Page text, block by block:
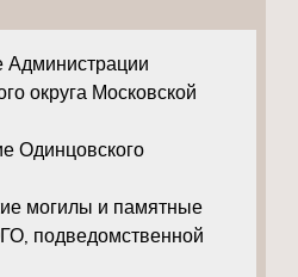
Администрации
округа Московской
Одинцовского
могилы и памятные
подведомственной